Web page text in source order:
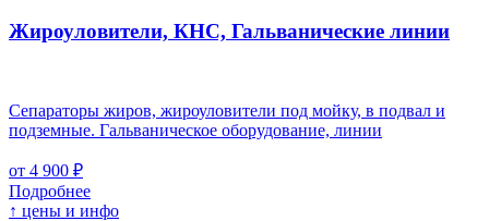
Жироуловители, КНС, Гальванические линии
Сепараторы жиров, жироуловители под мойку, в подвал и
подземные. Гальваническое оборудование, линии
от 4 900 ₽
Подробнее
↑ цены и инфо